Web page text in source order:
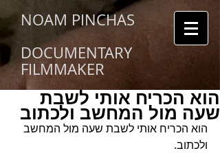
NOAM PINCHAS
DOCUMENTARY
FILMMAKER
הוא הכריח אותי לשבת
שעה מול המחשב ולכתוב
הוא הכריח אותי לשבת שעה מול המחשב
ולכתוב.